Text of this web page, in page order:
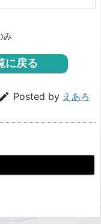
み
に戻る
Posted by えあろ